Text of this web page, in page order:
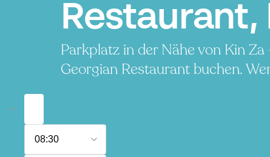
Restaurant,
Parkplatz in der Nähe von Kin
Georgian Restaurant buchen.
August
2026
08:30